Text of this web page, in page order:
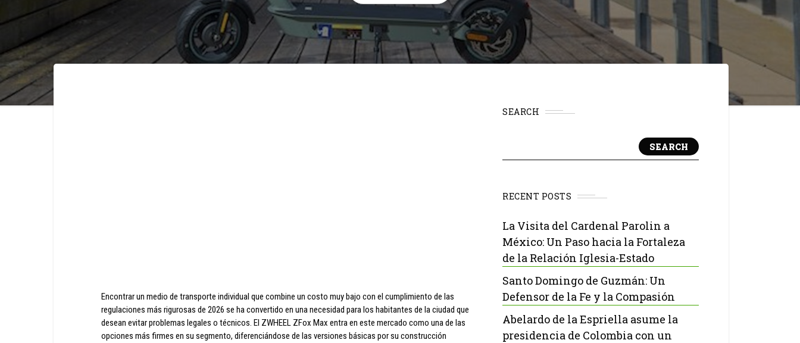
Encontrar un medio de transporte individual que combine un costo muy bajo con el cumplimiento de las
regulaciones más rigurosas de 2026 se ha convertido en una necesidad para los habitantes de la ciudad que
desean evitar problemas legales o técnicos. El ZWHEEL ZFox Max entra en este mercado como una de las
opciones más firmes en su segmento, diferenciándose de las versiones básicas por su construcción
SEARCH
SEARCH
RECENT POSTS
La Visita del Cardenal Parolin a
México: Un Paso hacia la Fortaleza
de la Relación Iglesia-Estado
Santo Domingo de Guzmán: Un
Defensor de la Fe y la Compasión
Abelardo de la Espriella asume la
presidencia de Colombia con un